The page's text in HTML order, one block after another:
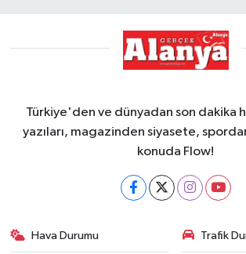
Türkiye'den ve dünyadan son dakika
yazıları, magazinden siyasete,
konuda Flow!
Hava Durumu Trafik